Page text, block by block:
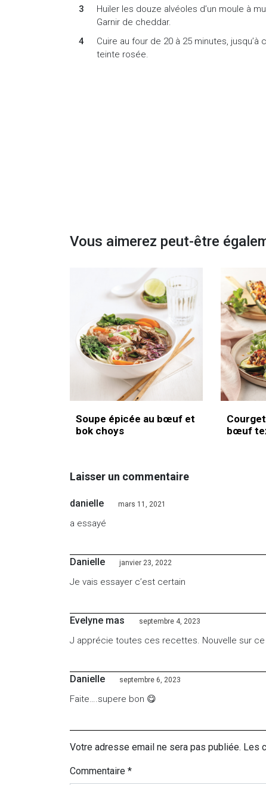
Huiler les douze alvéoles d’un moule à
Garnir de cheddar.
Cuire au four de 20 à 25 minutes,
teinte rosée.
Vous aimerez peut-être
Soupe épicée au bœuf et
bok choys
bœuf
Laisser un commentaire
danielle mars 11, 2021
a essayé
Danielle janvier 23, 2022
Je vais essayer c’est certain
Evelyne mas septembre 4, 2023
J apprécie toutes ces recettes. Nouvelle sur ce
Danielle septembre 6, 2023
Faite….supere bon 😋
Votre adresse email ne sera pas publiée. Les
Commentaire *